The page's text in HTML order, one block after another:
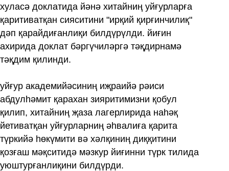
хуласә доклатида йәнә хитайниң уйғурларға
қаритиватқан сияситини "ирқий қирғинчилиқ"
дәп қарайдиғанлиқи билдүрүлди. йиғин
ахирида доклат бәргүчиләргә тәқдирнамә
тәқдим қилинди.
уйғур академийәсиниң иҗраийә рәиси
абдулһәмит қарахан зияритимизни қобул
қилип, хитайниң җаза лагерлирида наһәқ
йетиватқан уйғурларниң әһвалиға қарита
түркийә һөкүмити вә хәлқиниң диққитини
қозғаш мәқситидә мәзкур йиғинни түрк тилида
уюштурғанлиқини билдүрди.